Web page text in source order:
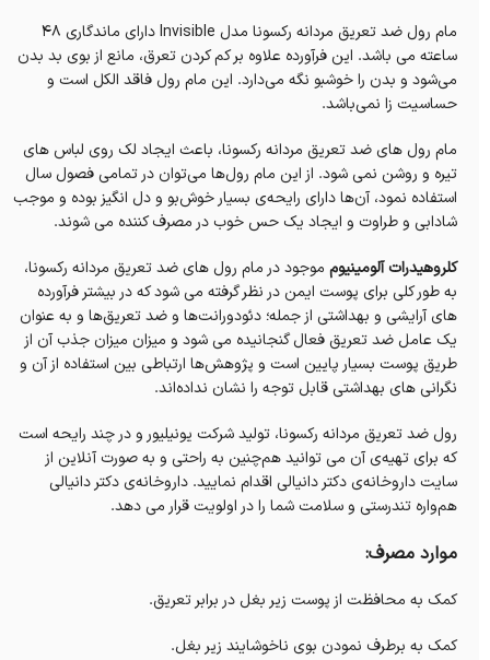
مام رول ضد تعریق مردانه رکسونا مدل Invisible دارای ماندگاری ۴۸
ساعته می باشد. این فرآورده علاوه بر کم کردن تعرق، مانع از بوی بد بدن
می‌شود و بدن را خوشبو نگه می‌دارد. این مام رول فاقد الکل است و
حساسیت زا نمی‌باشد.
مام رول های ضد تعریق مردانه رکسونا، باعث ایجاد لک روی لباس های
تیره و روشن نمی شود. از این مام رول‌ها می‌توان در تمامی فصول سال
استفاده نمود، آن‌ها دارای رایحه‌ی بسیار خوش‌بو و دل انگیز بوده و موجب
شادابی و طراوت و ایجاد یک حس خوب در مصرف کننده می‌ شوند.
کلروهیدرات آلومینیوم موجود در مام رول های ضد تعریق مردانه رکسونا،
به طور کلی برای پوست ایمن در نظر گرفته می شود که در بیشتر فرآورده‌
های آرایشی و بهداشتی از جمله؛ دئودورانت‌ها و ضد تعریق‌ها و به عنوان
یک عامل ضد تعریق فعال گنجانیده می شود و میزان میزان جذب آن از
طریق پوست بسیار پایین است و پژوهش‌ها ارتباطی بین استفاده از آن و
نگرانی های بهداشتی قابل توجه را نشان نداده‌اند.
رول ضد تعریق مردانه رکسونا، تولید شرکت یونیلیور و در چند رایحه است
که برای تهیه‌ی آن می‌ توانید هم‌چنین به راحتی و به صورت آنلاین از
سایت داروخانه‌‌ی دکتر دانیالی اقدام نمایید. داروخانه‌‌ی دکتر دانیالی
هم‌واره تندرستی و سلامت شما را در اولویت قرار می‌ دهد.
موارد مصرف:
کمک به محافظت از پوست زیر بغل در برابر تعریق.
کمک به برطرف نمودن بوی ناخوشایند زیر بغل.